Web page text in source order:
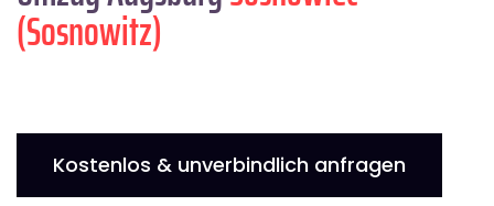
(Sosnowitz)
Kostenlos & unverbindlich anfragen